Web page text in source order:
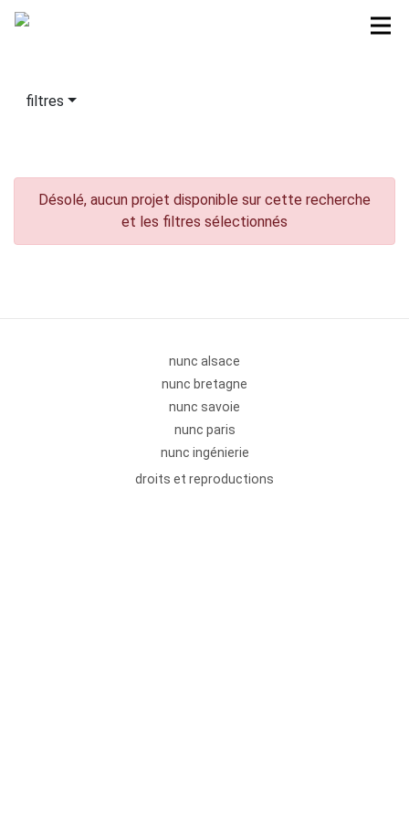
filtres
Désolé, aucun projet disponible sur cette recherche
et les filtres sélectionnés
nunc alsace
nunc bretagne
nunc savoie
nunc paris
nunc ingénierie
droits et reproductions